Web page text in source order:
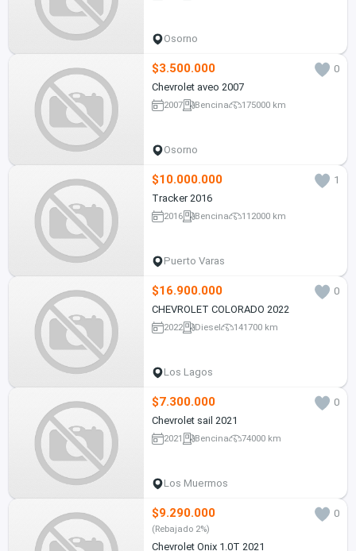
Osorno
$3.500.000
0
Chevrolet aveo 2007
2007 Bencina 175000 km
Osorno
$10.000.000
1
Tracker 2016
2016 Bencina 112000 km
Puerto Varas
$16.900.000
0
CHEVROLET COLORADO 2022
2022 Diesel 141700 km
Los Lagos
$7.300.000
0
Chevrolet sail 2021
2021 Bencina 74000 km
Los Muermos
$9.290.000 0
(Rebajado 2%)
Chevrolet Onix 1.0T 2021